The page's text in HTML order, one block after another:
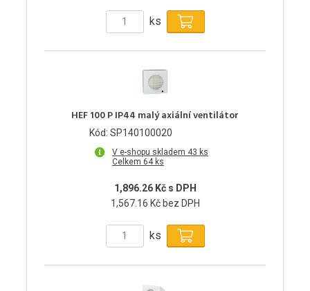
ks
HEF 100 P IP44 malý axiální ventilátor
Kód: SP140100020
V e-shopu skladem 43 ks
Celkem 64 ks
1,896.26 Kč s DPH
1,567.16 Kč bez DPH
ks